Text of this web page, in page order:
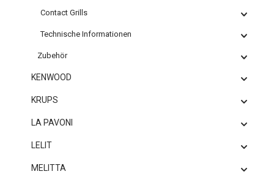
Contact Grills
Technische Informationen
Zubehör
KENWOOD
KRUPS
LA PAVONI
LELIT
MELITTA